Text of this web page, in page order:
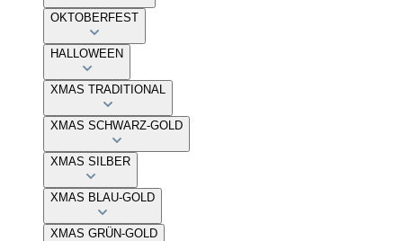
OKTOBERFEST
HALLOWEEN
XMAS TRADITIONAL
XMAS SCHWARZ-GOLD
XMAS SILBER
XMAS BLAU-GOLD
XMAS GRÜN-GOLD